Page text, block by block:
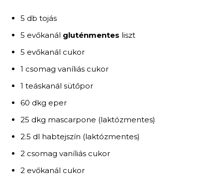
5 db tojás
5 evőkanál gluténmentes liszt
5 evőkanál cukor
1 csomag vaníliás cukor
1 teáskanál sütőpor
60 dkg eper
25 dkg mascarpone (laktózmentes)
2.5 dl habtejszín (laktózmentes)
2 csomag vaníliás cukor
2 evőkanál cukor